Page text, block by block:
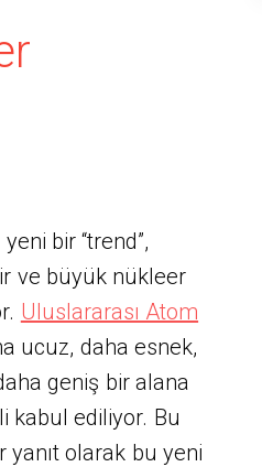
bir “trend”,
ve büyük nükleer
Uluslararası Atom
ucuz, daha esnek,
geniş bir alana
kabul ediliyor. Bu
yanıt olarak bu yeni